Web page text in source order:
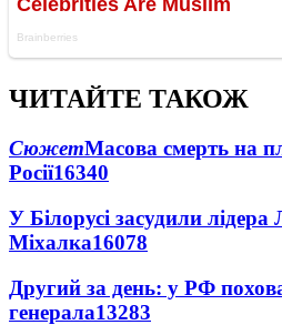
ЧИТАЙТЕ ТАКОЖ
СюжетМасова смерть на
Росії16340
У Білорусі засудили лідера
Міхалка16078
Другий за день: у РФ
генерала13283